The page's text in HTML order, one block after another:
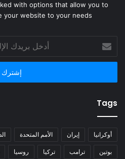
with options that allow you to
your website to your needs.
أدخل
بريدك
الإلكتروني
Tags
أوكرانيا إيران الأمم المتحدة
بوتين ترامب تركيا روسيا